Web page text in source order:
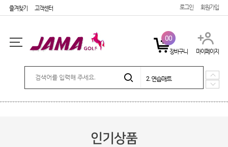
즐겨찾기 고객센터 로그인 회원가입
2. 연습매트
5. 시즌상품
00
장바구니 마이페이지
인기상품